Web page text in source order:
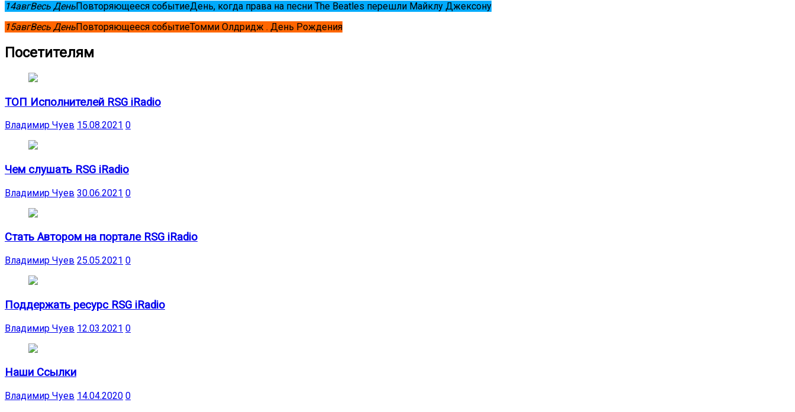
14авгВесь ДеньПовторяющееся событиеДень, когда права на песни The Beatles перешли Майклу Джексону
15авгВесь ДеньПовторяющееся событиеТомми Олдридж . День Рождения
Посетителям
ТОП Исполнителей RSG iRadio
Владимир Чуев 15.08.2021 0
Чем слушать RSG iRadio
Владимир Чуев 30.06.2021 0
Стать Автором на портале RSG iRadio
Владимир Чуев 25.05.2021 0
Поддержать ресурс RSG iRadio
Владимир Чуев 12.03.2021 0
Наши Ссылки
Владимир Чуев 14.04.2020 0